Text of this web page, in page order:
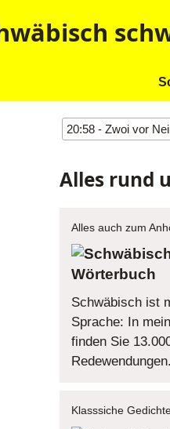
20:58 - Zwoi vor
Alles rund
Alles auch zum
Wörterbuch
Schwäbisch ist
Sprache: In
finden Sie
Redewendungen.
Klasssiche